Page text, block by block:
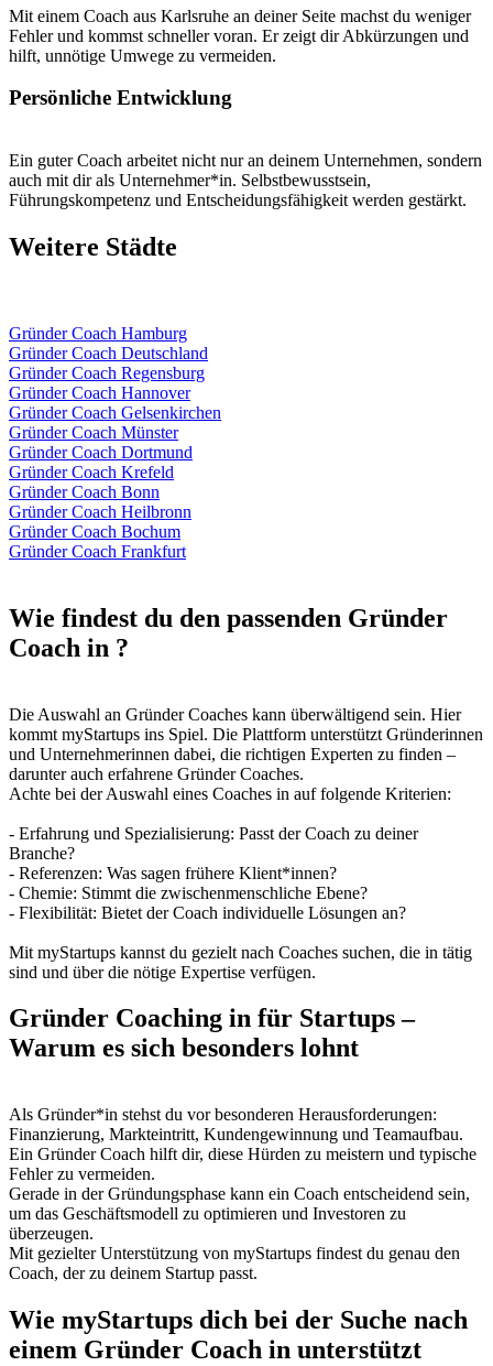
Mit einem Coach aus Karlsruhe an deiner Seite machst du weniger
Fehler und kommst schneller voran. Er zeigt dir Abkürzungen und
hilft, unnötige Umwege zu vermeiden.
Persönliche Entwicklung
Ein guter Coach arbeitet nicht nur an deinem Unternehmen, sondern
auch mit dir als Unternehmer*in. Selbstbewusstsein,
Führungskompetenz und Entscheidungsfähigkeit werden gestärkt.
Weitere Städte
Gründer Coach Hamburg
Gründer Coach Deutschland
Gründer Coach Regensburg
Gründer Coach Hannover
Gründer Coach Gelsenkirchen
Gründer Coach Münster
Gründer Coach Dortmund
Gründer Coach Krefeld
Gründer Coach Bonn
Gründer Coach Heilbronn
Gründer Coach Bochum
Gründer Coach Frankfurt
Wie findest du den passenden Gründer
Coach in ?
Die Auswahl an Gründer Coaches kann überwältigend sein. Hier
kommt myStartups ins Spiel. Die Plattform unterstützt Gründerinnen
und Unternehmerinnen dabei, die richtigen Experten zu finden –
darunter auch erfahrene Gründer Coaches.
Achte bei der Auswahl eines Coaches in auf folgende Kriterien:
- Erfahrung und Spezialisierung: Passt der Coach zu deiner
Branche?
- Referenzen: Was sagen frühere Klient*innen?
- Chemie: Stimmt die zwischenmenschliche Ebene?
- Flexibilität: Bietet der Coach individuelle Lösungen an?
Mit myStartups kannst du gezielt nach Coaches suchen, die in tätig
sind und über die nötige Expertise verfügen.
Gründer Coaching in für Startups –
Warum es sich besonders lohnt
Als Gründer*in stehst du vor besonderen Herausforderungen:
Finanzierung, Markteintritt, Kundengewinnung und Teamaufbau.
Ein Gründer Coach hilft dir, diese Hürden zu meistern und typische
Fehler zu vermeiden.
Gerade in der Gründungsphase kann ein Coach entscheidend sein,
um das Geschäftsmodell zu optimieren und Investoren zu
überzeugen.
Mit gezielter Unterstützung von myStartups findest du genau den
Coach, der zu deinem Startup passt.
Wie myStartups dich bei der Suche nach
einem Gründer Coach in unterstützt